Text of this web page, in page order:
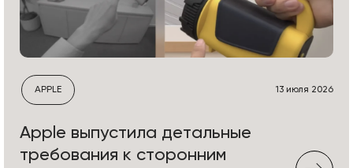
APPLE 13 июля 2026
Apple выпустила детальные
требования к сторонним